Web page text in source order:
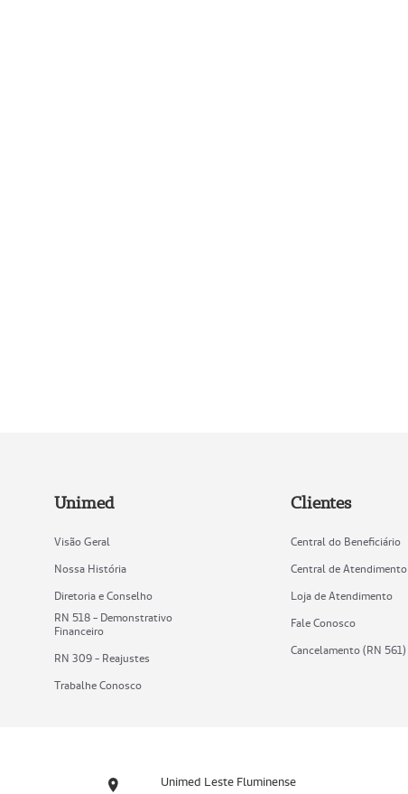
Unimed
Visão Geral
Nossa História
Diretoria e Conselho
RN 518 - Demonstrativo
Financeiro
RN 309 - Reajustes
Trabalhe Conosco
Clientes
Central do Beneficiário
Central de Atendimento
Loja de Atendimento
Fale Conosco
Cancelamento (RN 561)
Unimed Leste Fluminense